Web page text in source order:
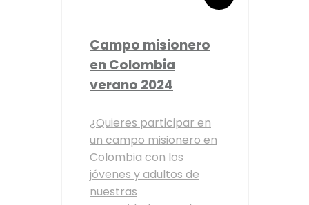
Campo misionero
en Colombia
verano 2024
¿Quieres participar en
un campo misionero en
Colombia con los
jóvenes y adultos de
nuestras